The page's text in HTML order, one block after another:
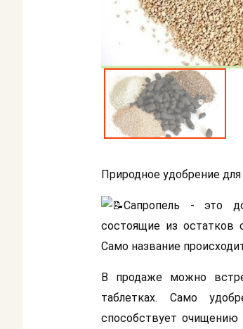
Природное удобрение
Сапропель - это
состоящие из остатков
Само название
В продаже можно
таблетках. Само
способствует